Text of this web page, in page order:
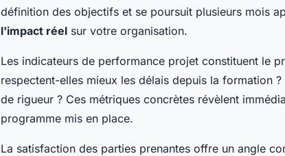
définition des objectifs et se poursuit plusieurs mois
l'impact réel sur votre organisation.
Les indicateurs de performance projet constituent le
respectent-elles mieux les délais depuis la formation
de rigueur ? Ces métriques concrètes révèlent
programme mis en place.
La satisfaction des parties prenantes offre un angle